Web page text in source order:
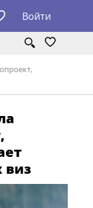
Войти
виз